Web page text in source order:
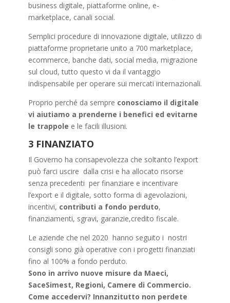
business digitale, piattaforme online, e-
marketplace, canali social.
Semplici procedure di innovazione digitale, utilizzo di
piattaforme proprietarie unito a 700 marketplace,
ecommerce, banche dati, social media, migrazione
sul cloud, tutto questo vi da il vantaggio
indispensabile per operare sui mercati internazionali.
Proprio perché da sempre conosciamo il digitale
vi aiutiamo a prenderne i benefici ed evitarne
le trappole e le facili illusioni.
3 FINANZIATO
Il Governo ha consapevolezza che soltanto l’export
può farci uscire dalla crisi e ha allocato risorse
senza precedenti per finanziare e incentivare
l’export e il digitale, sotto forma di agevolazioni,
incentivi, contributi a fondo perduto,
finanziamenti, sgravi, garanzie,credito fiscale.
Le aziende che nel 2020 hanno seguito i nostri
consigli sono già operative con i progetti finanziati
fino al 100% a fondo perduto.
Sono in arrivo nuove misure da Maeci,
SaceSimest, Regioni, Camere di Commercio.
Come accedervi? Innanzitutto non perdete